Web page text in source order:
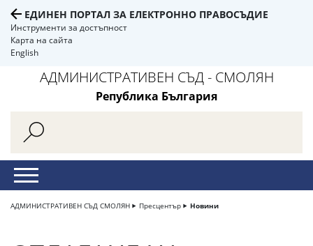
ЕДИНЕН ПОРТАЛ ЗА ЕЛЕКТРОННО ПРАВОСЪДИЕ
Инструменти за достъпност
Карта на сайта
English
АДМИНИСТРАТИВЕН СЪД - СМОЛЯН
Република България
АДМИНИСТРАТИВЕН СЪД СМОЛЯН Пресцентър Новини